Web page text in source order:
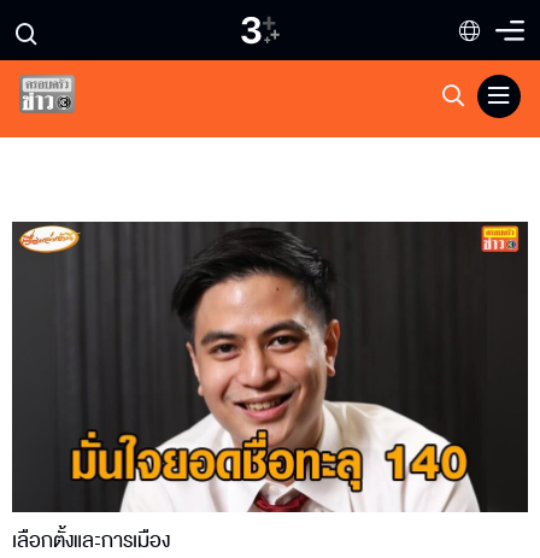
เลือกตั้งและการเมือง